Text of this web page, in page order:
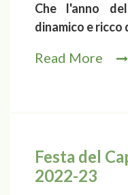
Che l'anno
dinamico e ricco
Read More
Festa del
2022-23